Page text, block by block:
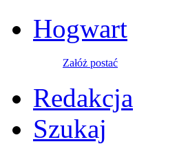
Hogwart
Załóż postać
Redakcja
Szukaj